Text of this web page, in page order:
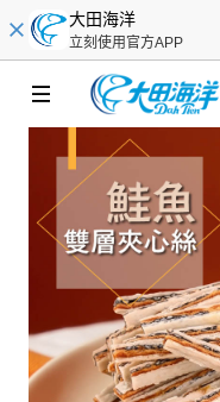
大田海洋
立刻使用官方APP